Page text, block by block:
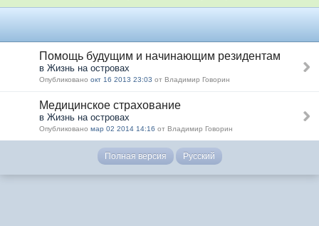
Помощь будущим и начинающим резидентам
в Жизнь на островах
Опубликовано окт 16 2013 23:03 от Владимир Говорин
Медицинское страхование
в Жизнь на островах
Опубликовано мар 02 2014 14:16 от Владимир Говорин
Полная версия Русский